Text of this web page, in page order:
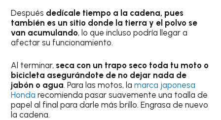
Después dedícale tiempo a la cadena, pues
también es un sitio donde la tierra y el polvo se
van acumulando, lo que incluso podría llegar a
afectar su funcionamiento.
Al terminar, seca con un trapo seco toda tu moto o
bicicleta asegurándote de no dejar nada de
jabón o agua. Para las motos, lamarca japonesa
Honda recomienda pasar suavemente una toalla de
papel al final para darle más brillo. Engrasa de nuevo
la cadena.